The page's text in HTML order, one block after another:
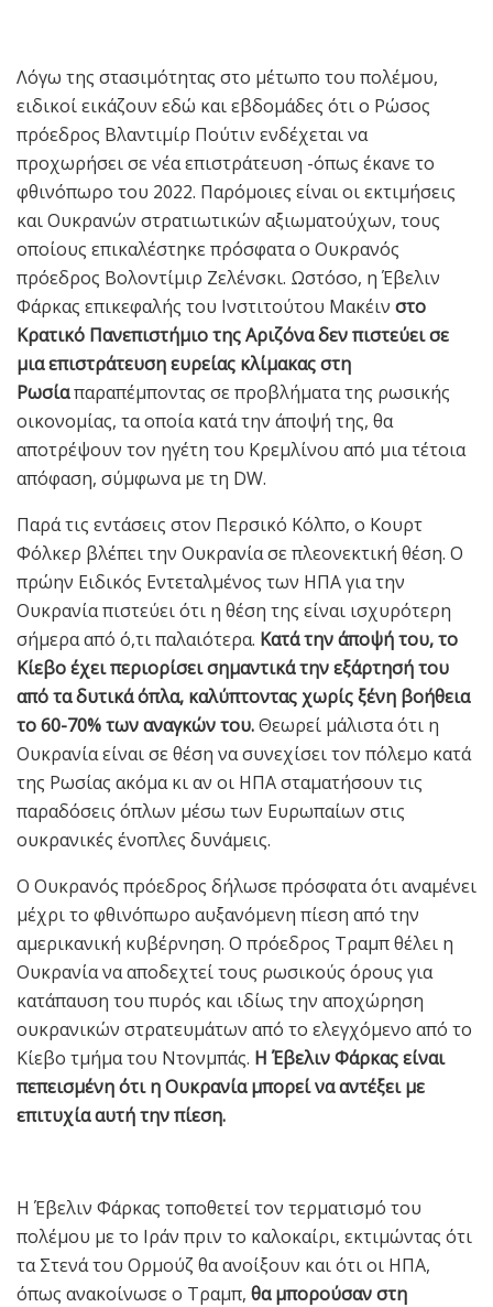
Λόγω της στασιμότητας στο μέτωπο του πολέμου,
ειδικοί εικάζουν εδώ και εβδομάδες ότι ο Ρώσος
πρόεδρος Βλαντιμίρ Πούτιν ενδέχεται να
προχωρήσει σε νέα επιστράτευση -όπως έκανε το
φθινόπωρο του 2022. Παρόμοιες είναι οι εκτιμήσεις
και Ουκρανών στρατιωτικών αξιωματούχων, τους
οποίους επικαλέστηκε πρόσφατα ο Ουκρανός
πρόεδρος Βολοντίμιρ Ζελένσκι. Ωστόσο, η Έβελιν
Φάρκας επικεφαλής του Ινστιτούτου Μακέιν στο
Κρατικό Πανεπιστήμιο της Αριζόνα δεν πιστεύει σε
μια επιστράτευση ευρείας κλίμακας στη
Ρωσίαπαραπέμποντας σε προβλήματα της ρωσικής
οικονομίας, τα οποία κατά την άποψή της, θα
αποτρέψουν τον ηγέτη του Κρεμλίνου από μια τέτοια
απόφαση, σύμφωνα με τη DW.
Παρά τις εντάσεις στον Περσικό Κόλπο, ο Κουρτ
Φόλκερ βλέπει την Ουκρανία σε πλεονεκτική θέση. Ο
πρώην Ειδικός Εντεταλμένος των ΗΠΑ για την
Ουκρανία πιστεύει ότι η θέση της είναι ισχυρότερη
σήμερα από ό,τι παλαιότερα. Κατά την άποψή του, το
Κίεβο έχει περιορίσει σημαντικά την εξάρτησή του
από τα δυτικά όπλα, καλύπτοντας χωρίς ξένη βοήθεια
το 60-70% των αναγκών του.Θεωρεί μάλιστα ότι η
Ουκρανία είναι σε θέση να συνεχίσει τον πόλεμο κατά
της Ρωσίας ακόμα κι αν οι ΗΠΑ σταματήσουν τις
παραδόσεις όπλων μέσω των Ευρωπαίων στις
ουκρανικές ένοπλες δυνάμεις.
Ο Ουκρανός πρόεδρος δήλωσε πρόσφατα ότι αναμένει
μέχρι το φθινόπωρο αυξανόμενη πίεση από την
αμερικανική κυβέρνηση. Ο πρόεδρος Τραμπ θέλει η
Ουκρανία να αποδεχτεί τους ρωσικούς όρους για
κατάπαυση του πυρός και ιδίως την αποχώρηση
ουκρανικών στρατευμάτων από το ελεγχόμενο από το
Κίεβο τμήμα του Ντονμπάς. Η Έβελιν Φάρκας είναι
πεπεισμένη ότι η Ουκρανία μπορεί να αντέξει με
επιτυχία αυτή την πίεση.
Η Έβελιν Φάρκας τοποθετεί τον τερματισμό του
πολέμου με το Ιράν πριν το καλοκαίρι, εκτιμώντας ότι
τα Στενά του Ορμούζ θα ανοίξουν και ότι οι ΗΠΑ,
όπως ανακοίνωσε ο Τραμπ, θα μπορούσαν στη